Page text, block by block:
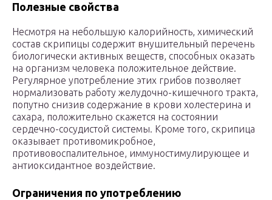
Полезные свойства
Несмотря на небольшую калорийность, химический
состав скрипицы содержит внушительный перечень
биологически активных веществ, способных оказать
на организм человека положительное действие.
Регулярное употребление этих грибов позволяет
нормализовать работу желудочно-кишечного тракта,
попутно снизив содержание в крови холестерина и
сахара, положительно скажется на состоянии
сердечно-сосудистой системы. Кроме того, скрипица
оказывает противомикробное,
противовоспалительное, иммуностимулирующее и
антиоксидантное воздействие.
Ограничения по употреблению